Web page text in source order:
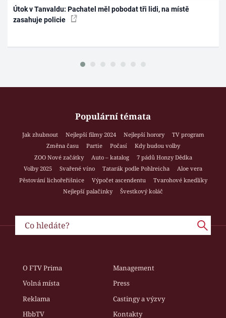
Útok v Tanvaldu: Pachatel měl pobodat tři lidi, na místě
zasahuje policie
Populární témata
Jak zhubnout Nejlepší filmy 2024 Nejlepší horory
TV program
Změna času
Partie Počasí
Kdy budou volby
ZOO Nové začátky
Auto – katalog
7 pádů Honzy Dědka
Volby 2025
Svařené víno Tatarák podle Pohlreicha
Aloe vera
Pěstování lichořeřišnice
Výpočet ascendentu
Tvarohové knedlíky
Nejlepší palačinky
Švestkový koláč
O FTV Prima
Management
Volná místa
Press
Reklama
Castingy a výzvy
HbbTV
Kontakty